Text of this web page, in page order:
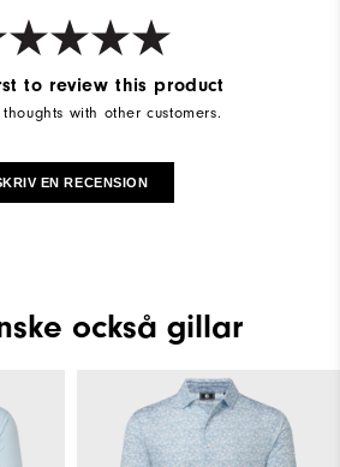
to review this product
with other customers.
EN RECENSION
också gillar